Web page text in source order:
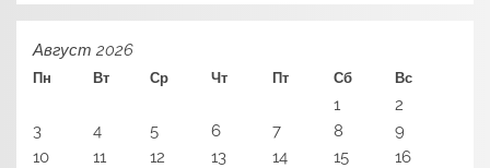
Август 2026
Пн Вт Ср Чт Пт Сб Вс
1
2
3
4 5 6 7 8
9
10
11 12 13 14 15
16